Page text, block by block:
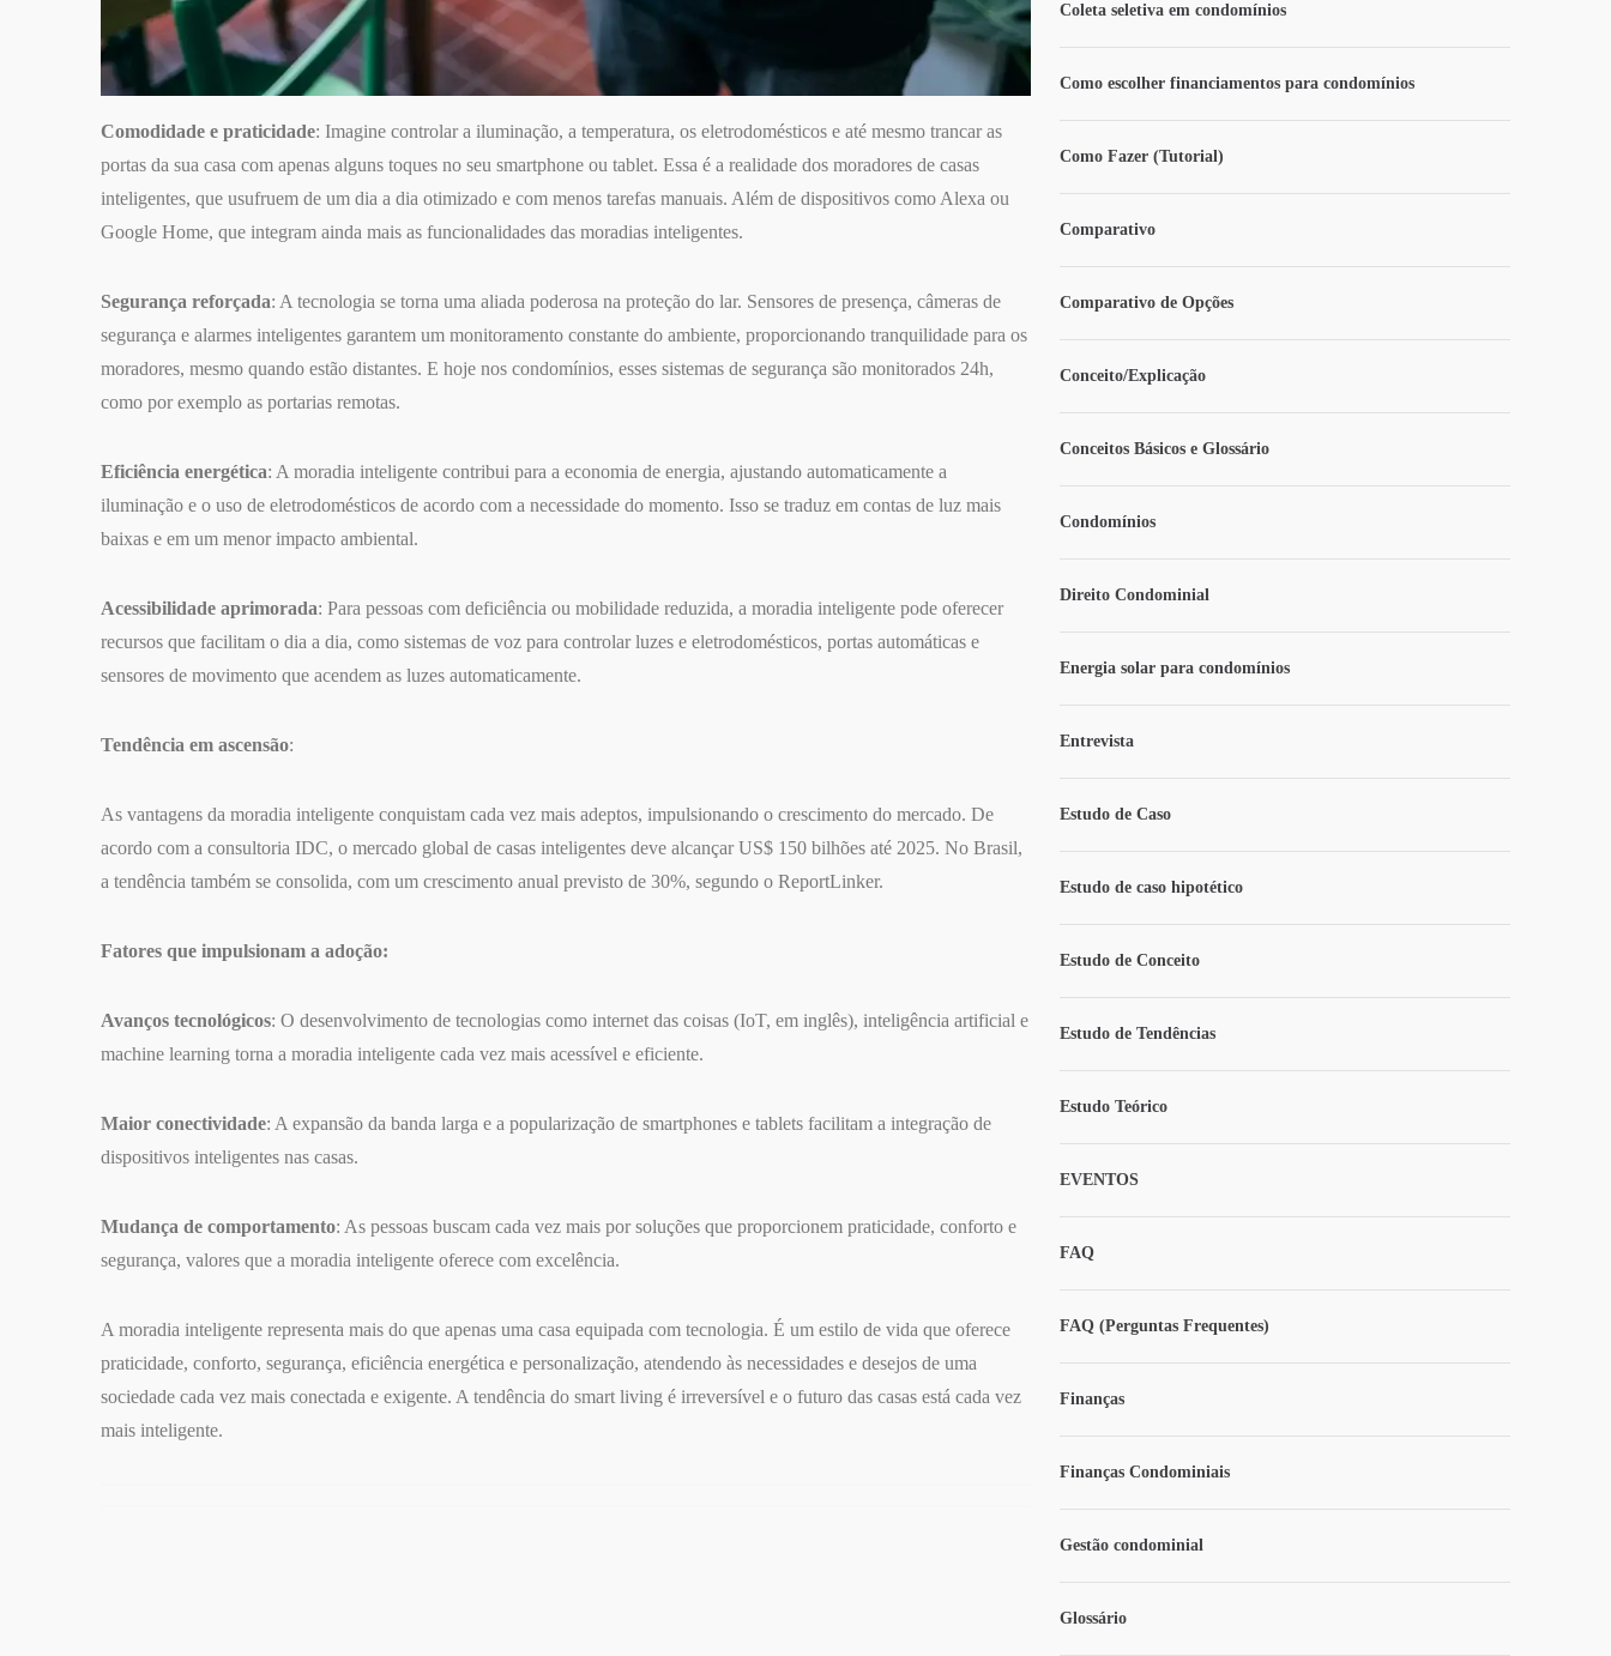
Comodidade e praticidade: Imagine controlar a iluminação, a temperatura, os eletrodomésticos e até mesmo trancar as
portas da sua casa com apenas alguns toques no seu smartphone ou tablet. Essa é a realidade dos moradores de casas
inteligentes, que usufruem de um dia a dia otimizado e com menos tarefas manuais. Além de dispositivos como Alexa ou
Google Home, que integram ainda mais as funcionalidades das moradias inteligentes.
Segurança reforçada: A tecnologia se torna uma aliada poderosa na proteção do lar. Sensores de presença, câmeras de
segurança e alarmes inteligentes garantem um monitoramento constante do ambiente, proporcionando tranquilidade para os
moradores, mesmo quando estão distantes. E hoje nos condomínios, esses sistemas de segurança são monitorados 24h,
como por exemplo as portarias remotas.
Eficiência energética: A moradia inteligente contribui para a economia de energia, ajustando automaticamente a
iluminação e o uso de eletrodomésticos de acordo com a necessidade do momento. Isso se traduz em contas de luz mais
baixas e em um menor impacto ambiental.
Acessibilidade aprimorada: Para pessoas com deficiência ou mobilidade reduzida, a moradia inteligente pode oferecer
recursos que facilitam o dia a dia, como sistemas de voz para controlar luzes e eletrodomésticos, portas automáticas e
sensores de movimento que acendem as luzes automaticamente.
Tendência em ascensão:
As vantagens da moradia inteligente conquistam cada vez mais adeptos, impulsionando o crescimento do mercado. De
acordo com a consultoria IDC, o mercado global de casas inteligentes deve alcançar US$ 150 bilhões até 2025. No Brasil,
a tendência também se consolida, com um crescimento anual previsto de 30%, segundo o ReportLinker.
Fatores que impulsionam a adoção:
Avanços tecnológicos: O desenvolvimento de tecnologias como internet das coisas (IoT, em inglês), inteligência artificial e
machine learning torna a moradia inteligente cada vez mais acessível e eficiente.
Maior conectividade: A expansão da banda larga e a popularização de smartphones e tablets facilitam a integração de
dispositivos inteligentes nas casas.
Mudança de comportamento: As pessoas buscam cada vez mais por soluções que proporcionem praticidade, conforto e
segurança, valores que a moradia inteligente oferece com excelência.
A moradia inteligente representa mais do que apenas uma casa equipada com tecnologia. É um estilo de vida que oferece
praticidade, conforto, segurança, eficiência energética e personalização, atendendo às necessidades e desejos de uma
sociedade cada vez mais conectada e exigente. A tendência do smart living é irreversível e o futuro das casas está cada vez
mais inteligente.
Coleta seletiva em condomínios
Como escolher financiamentos para condomínios
Como Fazer (Tutorial)
Comparativo
Comparativo de Opções
Conceito/Explicação
Conceitos Básicos e Glossário
Condomínios
Direito Condominial
Energia solar para condomínios
Entrevista
Estudo de Caso
Estudo de caso hipotético
Estudo de Conceito
Estudo de Tendências
Estudo Teórico
EVENTOS
FAQ
FAQ (Perguntas Frequentes)
Finanças
Finanças Condominiais
Gestão condominial
Glossário